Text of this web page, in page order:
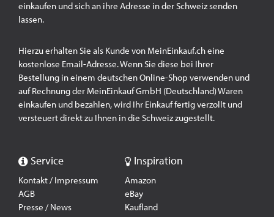
einkaufen und sich an ihre Adresse in der Schweiz senden
lassen.
Hierzu erhalten Sie als Kunde von MeinEinkauf.ch eine
kostenlose Email-Adresse. Wenn Sie diese bei Ihrer
Bestellung in einem deutschen Online-Shop verwenden und
auf Rechnung der MeinEinkauf GmbH (Deutschland) Waren
einkaufen und bezahlen, wird Ihr Einkauf fertig verzollt und
versteuert direkt zu Ihnen in die Schweiz zugestellt.
Service
Kontakt / Impressum
AGB
Presse / News
Inspiration
Amazon
eBay
Kaufland